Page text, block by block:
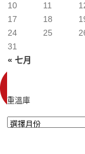
« 七月
10
11
17
18
24
25
31
重溫庫